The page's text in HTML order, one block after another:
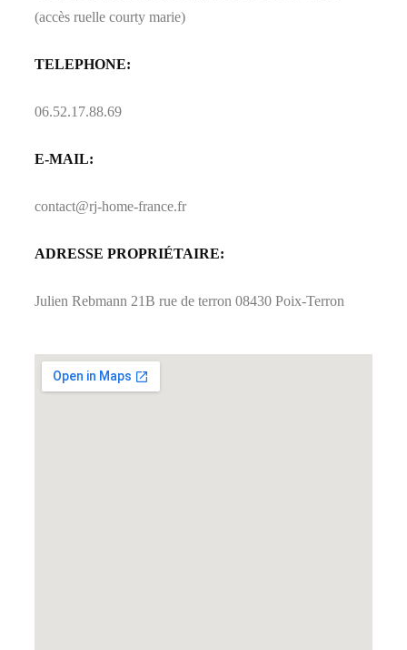
(accès ruelle courty marie)
TELEPHONE:
06.52.17.88.69
E-MAIL:
contact@rj-home-france.fr
ADRESSE PROPRIÉTAIRE:
Julien Rebmann 21B rue de terron 08430 Poix-Terron